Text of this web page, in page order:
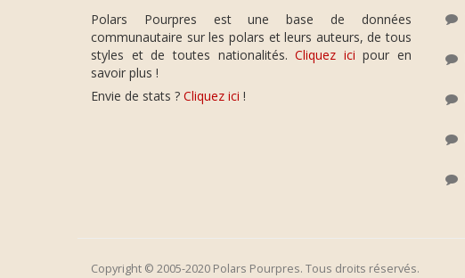
Polars Pourpres est une base de données
communautaire sur les polars et leurs auteurs, de tous
styles et de toutes nationalités.Cliquez ici pour en
savoir plus !
Envie de stats ? Cliquez ici !
Copyright © 2005-2020 Polars Pourpres. Tous droits réservés.